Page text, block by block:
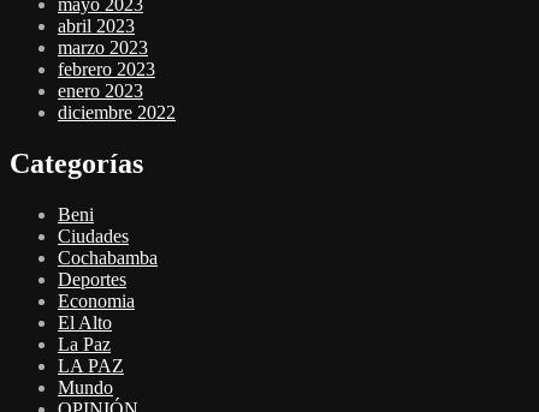
mayo 2023
abril 2023
marzo 2023
febrero 2023
enero 2023
diciembre 2022
Categorías
Beni
Ciudades
Cochabamba
Deportes
Economia
El Alto
La Paz
LA PAZ
Mundo